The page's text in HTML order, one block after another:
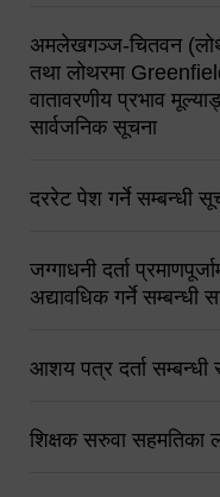
अमलेखगञ्ज-चितवन
तथा लोथरमा
वातावरणीय प्रभाव
सार्वजनिक सूचना
दररेट पेश गर्ने सम्बन्धी
जग्गाधनी दर्ता
अद्यावधिक गर्ने सम्बन्धी
आशय पत्र दर्ता सम्बन्धी
शिक्षक सरुवा सहमतिका